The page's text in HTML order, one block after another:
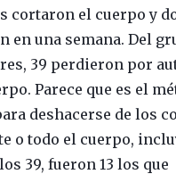
cortaron el cuerpo y
en una semana. Del
39 perdieron por
Parece que es el
deshacerse de los
o todo el cuerpo,
39, fueron 13 los que